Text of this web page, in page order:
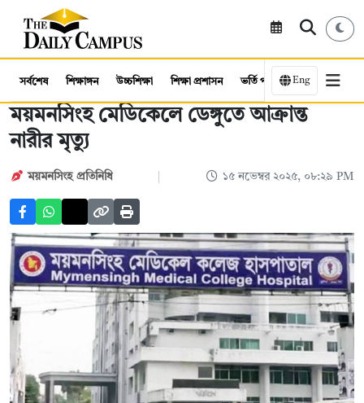
সর্বশেষ শিক্ষাঙ্গন উচ্চশিক্ষা শিক্ষা প্রশাসন ভর্তি পরীক্ষা কর্মসংস্থান
Eng
ময়মনসিংহ মেডিকেলে ডেঙ্গুতে আক্রান্ত
নারীর মৃত্যু
ময়মনসিংহ প্রতিনিধি ১৫ নভেম্বর ২০২৫, ০৮:২৯ PM